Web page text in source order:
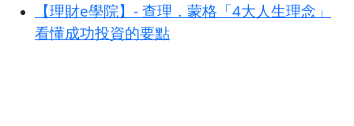
【理財e學院】- 查理．蒙格「4大人生理念」
看懂成功投資的要點